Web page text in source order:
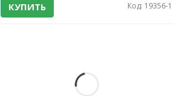
КУПИТЬ Код: 19356-1